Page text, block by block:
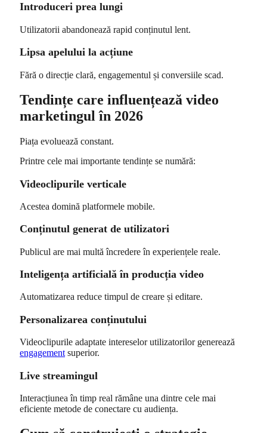
Introduceri prea lungi
Utilizatorii abandonează rapid conținutul lent.
Lipsa apelului la acțiune
Fără o direcție clară, engagementul și conversiile scad.
Tendințe care influențează video
marketingul în 2026
Piața evoluează constant.
Printre cele mai importante tendințe se numără:
Videoclipurile verticale
Acestea domină platformele mobile.
Conținutul generat de utilizatori
Publicul are mai multă încredere în experiențele reale.
Inteligența artificială în producția video
Automatizarea reduce timpul de creare și editare.
Personalizarea conținutului
Videoclipurile adaptate intereselor utilizatorilor generează
engagement superior.
Live streamingul
Interacțiunea în timp real rămâne una dintre cele mai
eficiente metode de conectare cu audiența.